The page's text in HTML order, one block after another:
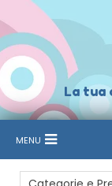
La tua
MENU